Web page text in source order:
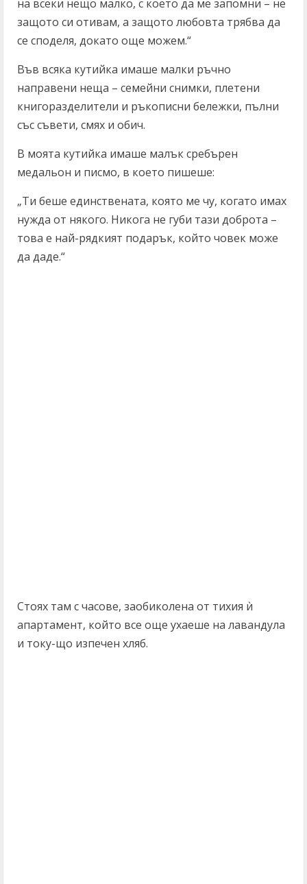
на всеки нещо малко, с което да ме запомни – не
защото си отивам, а защото любовта трябва да
се споделя, докато още можем.“
Във всяка кутийка имаше малки ръчно
направени неща – семейни снимки, плетени
книгоразделители и ръкописни бележки, пълни
със съвети, смях и обич.
В моята кутийка имаше малък сребърен
медальон и писмо, в което пишеше:
„Ти беше единствената, която ме чу, когато имах
нужда от някого. Никога не губи тази доброта –
това е най-рядкият подарък, който човек може
да даде.“
Стоях там с часове, заобиколена от тихия ѝ
апартамент, който все още ухаеше на лавандула
и току-що изпечен хляб.